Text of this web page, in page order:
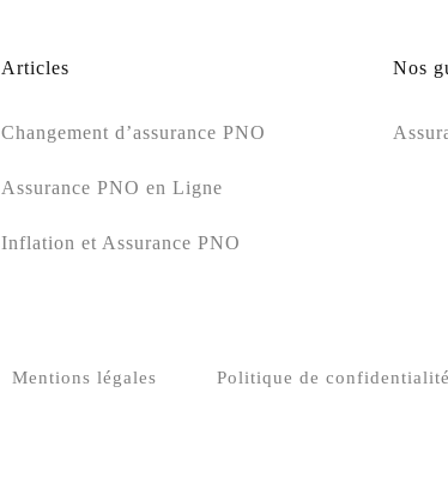
Articles
Changement d’assurance PNO
Assurance PNO en Ligne
Inflation et Assurance PNO
Nos
Mentions légales Politique de confidentialité